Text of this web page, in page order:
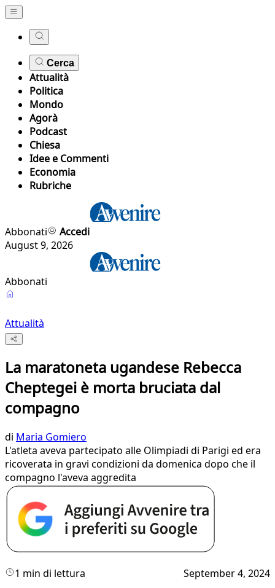
Cerca
Attualità
Politica
Mondo
Agorà
Podcast
Chiesa
Idee e Commenti
Economia
Rubriche
Abbonati
Accedi
August 9, 2026
Abbonati
Attualità
La maratoneta ugandese Rebecca
Cheptegei è morta bruciata dal
compagno
di Maria Gomiero
L'atleta aveva partecipato alle Olimpiadi di Parigi ed era
ricoverata in gravi condizioni da domenica dopo che il
compagno l'aveva aggredita
1 min di lettura September 4, 2024